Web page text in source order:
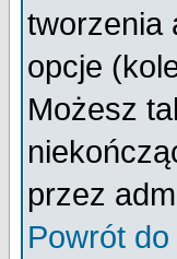
tworzenia
opcje
Możesz
przez
Powrót